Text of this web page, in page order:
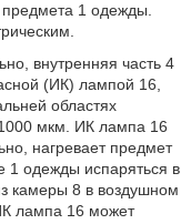
предмета 1 одежды.
внутренняя часть 4
(ИК) лампой 16,
областях
мкм. ИК лампа 16
нагревает предмет
1 одежды испаряться в
камеры 8 в воздушном
лампа 16 может